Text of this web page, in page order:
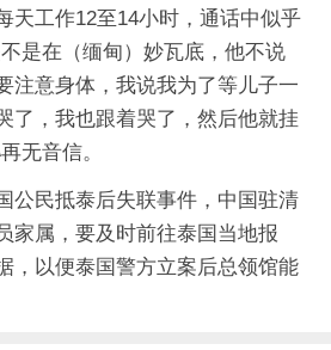
天工作12至14小时，通话中似乎
是在（缅甸）妙瓦底，他不说
注意身体，我说我为了等儿子一
了，我也跟着哭了，然后他就挂
无音信。
民抵泰后失联事件，中国驻清
家属，要及时前往泰国当地报
，以便泰国警方立案后总领馆能